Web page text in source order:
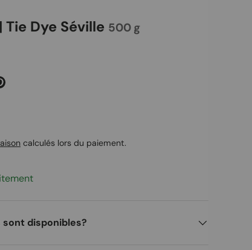
Dye Séville 500 g
calculés lors du paiement.
disponibles?